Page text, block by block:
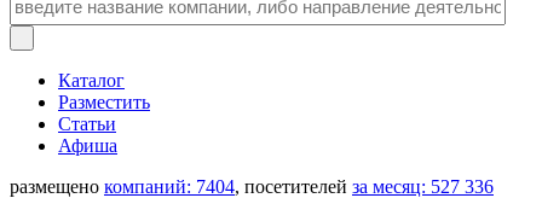
Каталог
Разместить
Статьи
Афиша
размещено компаний: 7404, посетителей за месяц: 527 336